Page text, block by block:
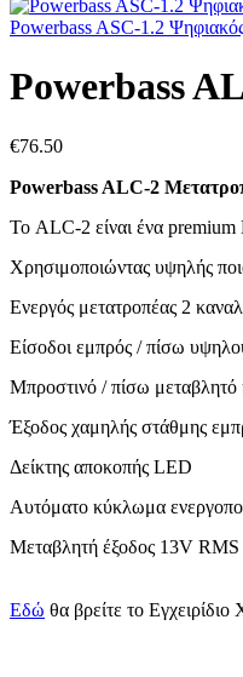
Powerbass ASC-1.2
Powerbass
€76.50
Powerbass ALC-2
Το ALC-2 είναι ένα
Χρησιμοποιώντας υψηλής
Ενεργός μετατροπέας 2
Είσοδοι εμπρός / πίσω
Μπροστινό / πίσω μεταβλητό
Έξοδος χαμηλής στάθμης
Δείκτης αποκοπής LED
Αυτόματο κύκλωμα
Μεταβλητή έξοδος 13V RMS
Εδώ θα βρείτε το